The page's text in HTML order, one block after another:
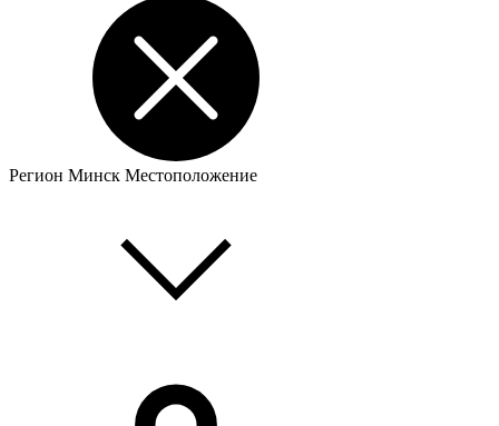
Регион Минск Местоположение